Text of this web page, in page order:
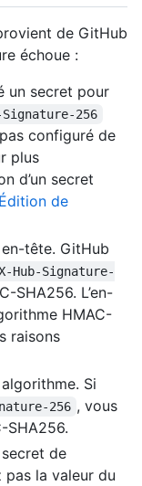
de GitHub
échoue :
un secret pour
Signature-256
configuré de
plus
d’un secret
Édition de
tête. GitHub
Hub-Signature-
SHA256. L’en-
HMAC-
raisons
Si
256 , vous
SHA256.
de
pas la valeur du